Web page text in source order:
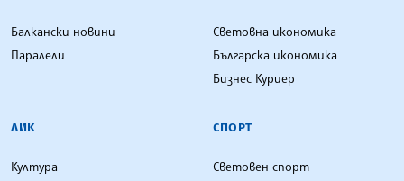
Балкански новини
Паралели
Световна икономика
Българска икономика
Бизнес Куриер
ЛИК
Култура
СПОРТ
Световен спорт